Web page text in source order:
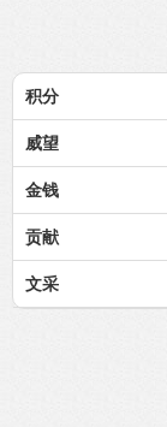
积分
威望
金钱
贡献
文采